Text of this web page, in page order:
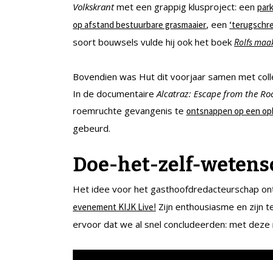
Volkskrantmet een grappig klusproject: een
op afstand bestuurbare grasmaaier, een
soort bouwsels vulde hij ook het boek Rolfs
Bovendien was Hut dit voorjaar samen met
In de documentaireAlcatraz: Escape from the
roemruchte gevangenis te ontsnappen op een
gebeurd.
Doe-het-zelf-
Het idee voor het gasthoofdredacteurschap
evenement KIJK Live! Zijn enthousiasme en zijn
ervoor dat we al snel concludeerden: met deze